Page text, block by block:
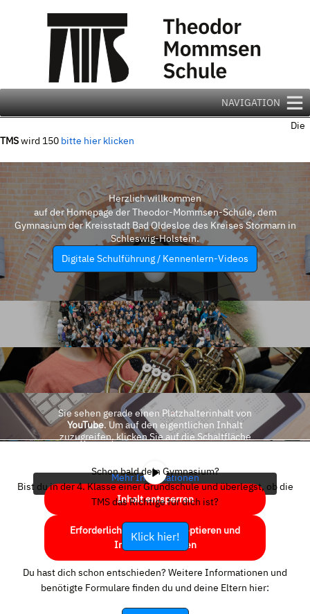
NAVIGATION
Die
TMSwird 150 bitte hier klicken
Herzlich willkommen
auf der Homepage der Theodor-Mommsen-Schule, dem
Gymnasium der Kreisstadt Bad Oldesloe des Kreises Stormarn in
Schleswig-Holstein.
Digitale Schulführung / Kennenlern-Videos
Sie sehen gerade einen Platzhalterinhalt von
YouTube. Um auf den eigentlichen Inhalt
zuzugreifen, klicken Sie auf die Schaltfläche
Mehr Informationen
Inhalt entsperren
Erforderlichen Service akzeptieren und
Inhalte entsperren
Schon bald dein Gymnasium?
Bist du in der 4. Klasse einer Grundschule und überlegst, ob die
TMS das Richtige für dich ist?
Klick hier!
Du hast dich schon entschieden? Weitere Informationen und
benötigte Formulare finden du und deine Eltern hier: